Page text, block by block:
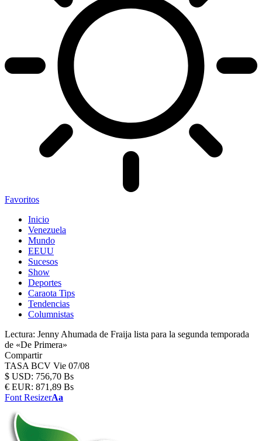
Favoritos
Inicio
Venezuela
Mundo
EEUU
Sucesos
Show
Deportes
Caraota Tips
Tendencias
Columnistas
Lectura: Jenny Ahumada de Fraija lista para la segunda temporada
de «De Primera»
Compartir
TASA BCV Vie 07/08
$ USD: 756,70 Bs
€ EUR: 871,89 Bs
Font ResizerAa